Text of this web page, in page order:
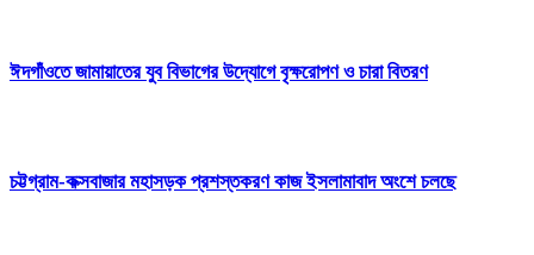
ঈদগাঁওতে জামায়াতের যুব বিভাগের উদ্যোগে বৃক্ষরোপণ ও চারা বিতরণ
চট্টগ্রাম-কক্সবাজার মহাসড়ক প্রশস্তকরণ কাজ ইসলামাবাদ অংশে চলছে